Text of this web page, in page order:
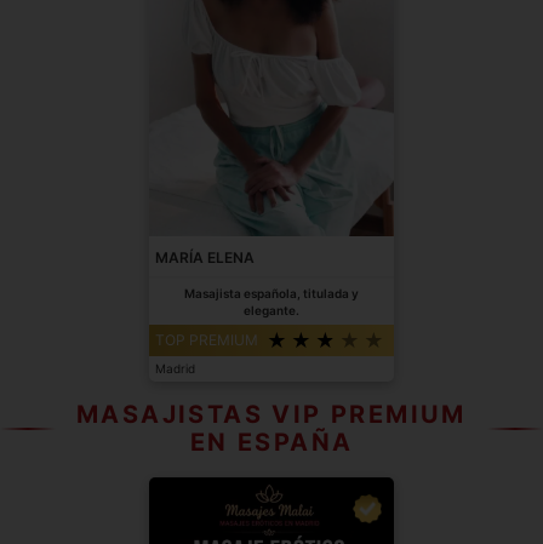
MARÍA ELENA
Masajista española, titulada y
elegante.
TOP PREMIUM
Madrid
MASAJISTAS VIP PREMIUM
EN ESPAÑA